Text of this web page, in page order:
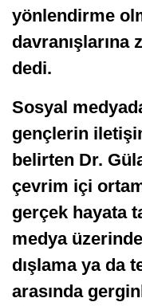
yönlendirme
davranışlarına
dedi.
Sosyal
gençlerin
belirten Dr.
çevrim içi
gerçek hayata
medya
dışlama ya da
arasında